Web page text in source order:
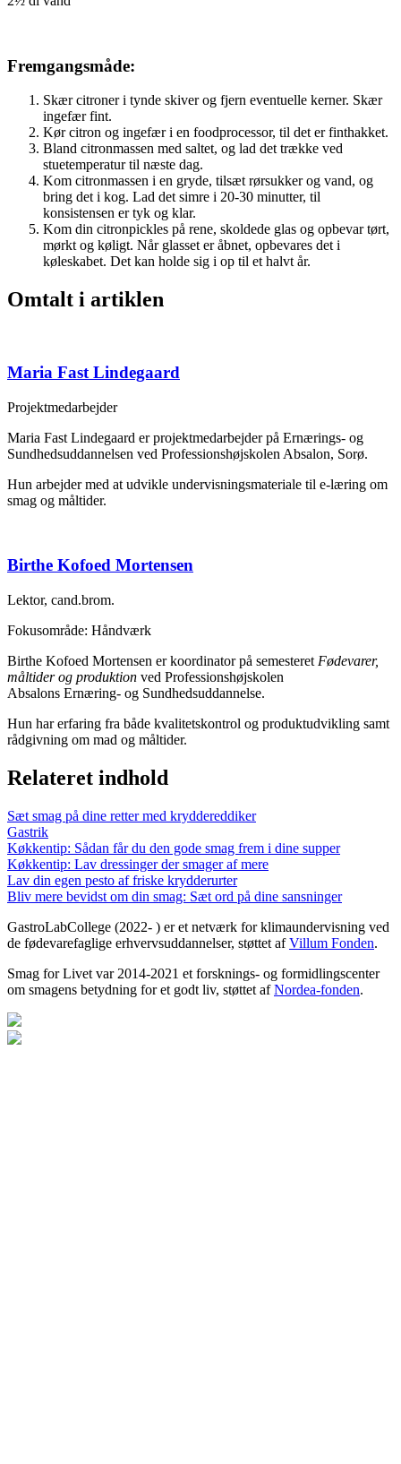
Fremgangsmåde:
Skær citroner i tynde skiver og fjern eventuelle kerner. Skær
ingefær fint.
Kør citron og ingefær i en foodprocessor, til det er finthakket.
Bland citronmassen med saltet, og lad det trække ved
stuetemperatur til næste dag.
Kom citronmassen i en gryde, tilsæt rørsukker og vand, og
bring det i kog. Lad det simre i 20-30 minutter, til
konsistensen er tyk og klar.
Kom din citronpickles på rene, skoldede glas og opbevar tørt,
mørkt og køligt. Når glasset er åbnet, opbevares det i
køleskabet. Det kan holde sig i op til et halvt år.
Omtalt i artiklen
Maria Fast Lindegaard
Projektmedarbejder
Maria Fast Lindegaard er projektmedarbejder på Ernærings- og
Sundhedsuddannelsen ved Professionshøjskolen Absalon, Sorø.
Hun arbejder med at udvikle undervisningsmateriale til e-læring om
smag og måltider.
Birthe Kofoed Mortensen
Lektor, cand.brom.
Fokusområde: Håndværk
Birthe Kofoed Mortensen er koordinator på semesteret Fødevarer,
måltider og produktion ved Professionshøjskolen
Absalons Ernæring- og Sundhedsuddannelse.
Hun har erfaring fra både kvalitetskontrol og produktudvikling samt
rådgivning om mad og måltider.
Relateret indhold
Sæt smag på dine retter med kryddereddiker
Gastrik
Køkkentip: Sådan får du den gode smag frem i dine supper
Køkkentip: Lav dressinger der smager af mere
Lav din egen pesto af friske krydderurter
Bliv mere bevidst om din smag: Sæt ord på dine sansninger
GastroLabCollege (2022- ) er et netværk for klimaundervisning ved
de fødevarefaglige erhvervsuddannelser, støttet afVillum Fonden.
Smag for Livet var 2014-2021 et forsknings- og formidlingscenter
om smagens betydning for et godt liv, støttet afNordea-fonden.